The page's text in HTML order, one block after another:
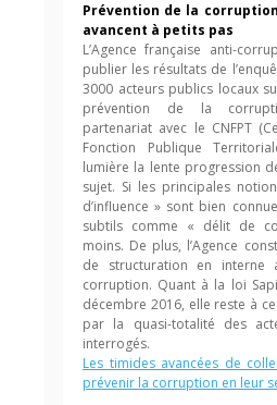
Prévention de la
avancent à petits pas
L’Agence française anti-
publier les résultats de
3000 acteurs publics locaux
prévention de la
partenariat avec le CNFPT
Fonction Publique
lumière la lente progression
sujet. Si les principales
d’influence » sont bien
subtils comme « délit de
moins. De plus, l’Agence
de structuration en interne
corruption. Quant à la loi
décembre 2016, elle reste à
par la quasi-totalité des
interrogés.
Les timides avancées de
prévenir la corruption en leur